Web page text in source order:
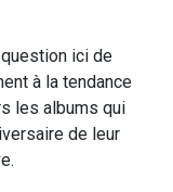
question ici de
à la tendance
les albums qui
de leur